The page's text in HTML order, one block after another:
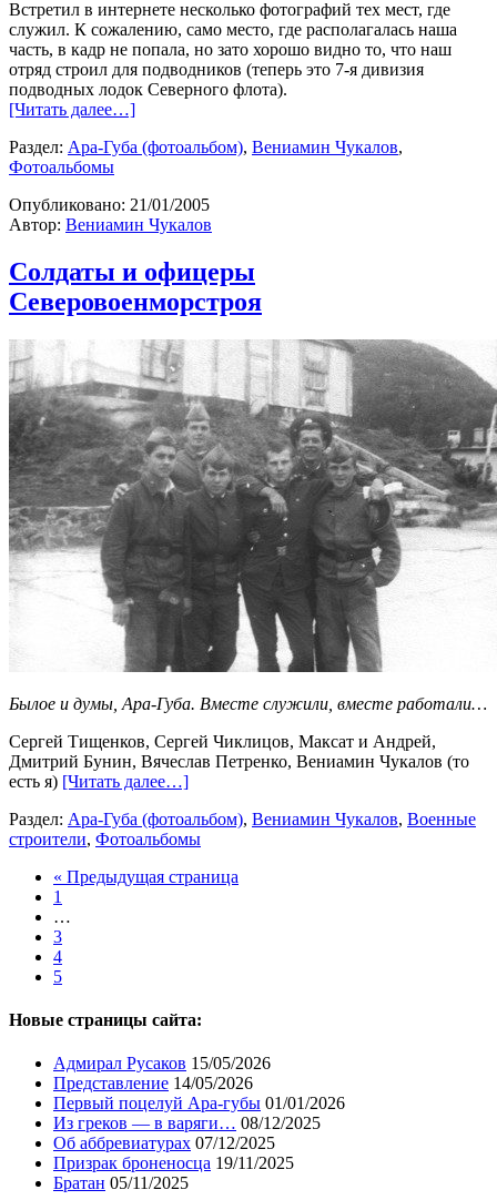
Встретил в интернете несколько фотографий тех мест, где
служил. К сожалению, само место, где располагалась наша
часть, в кадр не попала, но зато хорошо видно то, что наш
отряд строил для подводников (теперь это 7-я дивизия
подводных лодок Северного флота).
[Читать далее…]
Раздел: Ара-Губа (фотоальбом), Вениамин Чукалов,
Фотоальбомы
Опубликовано: 21/01/2005
Автор: Вениамин Чукалов
Солдаты и офицеры
Северовоенморстроя
Былое и думы, Ара-Губа. Вместе служили, вместе работали…
Сергей Тищенков, Сергей Чиклицов, Максат и Андрей,
Дмитрий Бунин, Вячеслав Петренко, Вениамин Чукалов (то
есть я) [Читать далее…]
Раздел: Ара-Губа (фотоальбом), Вениамин Чукалов, Военные
строители, Фотоальбомы
« Предыдущая страница
1
…
3
4
5
Новые страницы сайта:
Адмирал Русаков 15/05/2026
Представление 14/05/2026
Первый поцелуй Ара-губы 01/01/2026
Из греков — в варяги… 08/12/2025
Об аббревиатурах 07/12/2025
Призрак броненосца 19/11/2025
Братан 05/11/2025